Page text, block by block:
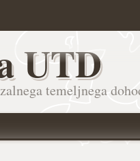
UTD
temeljnega